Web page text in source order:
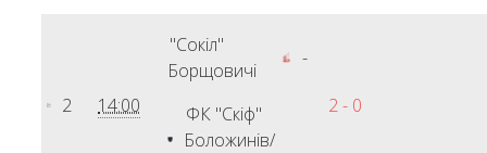
2 14:00
"Сокіл"
Борщовичі
-
ФК "Скіф"
Боложинів/
2 - 0